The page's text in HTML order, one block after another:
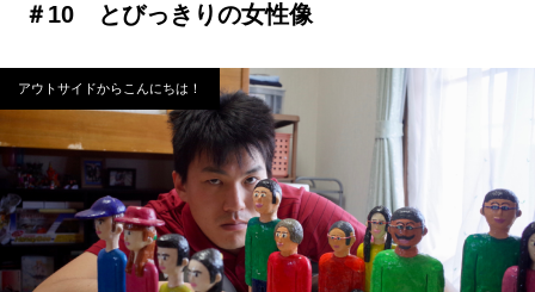
＃10 とびっきりの女性像
アウトサイドからこんにちは！